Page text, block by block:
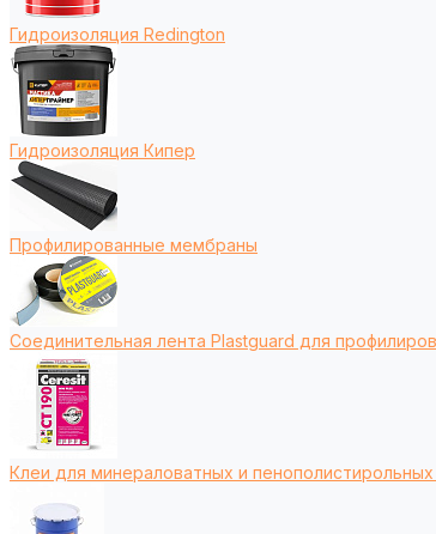
Гидроизоляция Redington
Гидроизоляция Кипер
Профилированные мембраны
Соединительная лента Plastguard для
Клеи для минераловатных и пенополистирольных